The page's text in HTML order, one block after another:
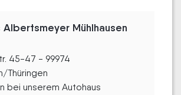
Mühlhausen
45-47 - 99974
Thüringen
bei unserem Autohaus